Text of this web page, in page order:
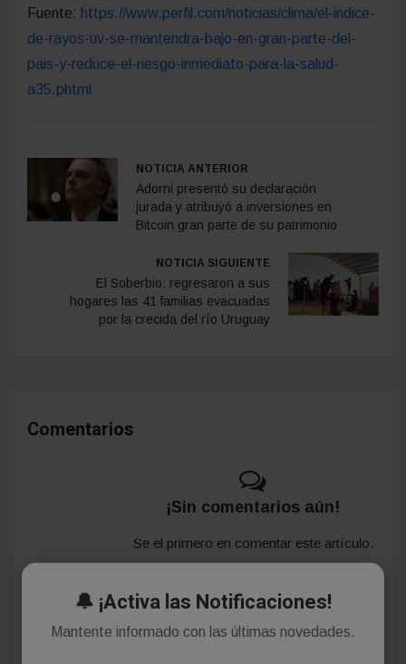
Fuente: https://www.perfil.com/noticias/clima/el-indice-
de-rayos-uv-se-mantendra-bajo-en-gran-parte-del-
pais-y-reduce-el-riesgo-inmediato-para-la-salud-
a35.phtml
NOTICIA ANTERIOR
Adorni presentó su declaración
jurada y atribuyó a inversiones en
Bitcoin gran parte de su patrimonio
NOTICIA SIGUIENTE
El Soberbio: regresaron a sus
hogares las 41 familias evacuadas
por la crecida del río Uruguay
Comentarios
¡Sin comentarios aún!
Se el primero en comentar este artículo.
Deja tu comentario
🔔 ¡Activa las Notificaciones!
Mantente informado con las últimas novedades.